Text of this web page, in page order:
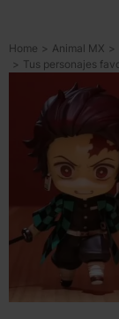
Home > Animal MX >
>